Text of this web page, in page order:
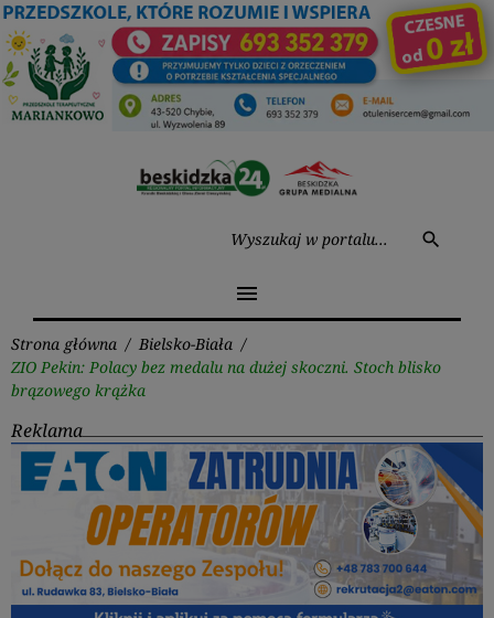
Przejdź
do
treści
search
menu
Strona główna / Bielsko-Biała /
ZIO Pekin: Polacy bez medalu na dużej skoczni. Stoch blisko
brązowego krążka
Reklama